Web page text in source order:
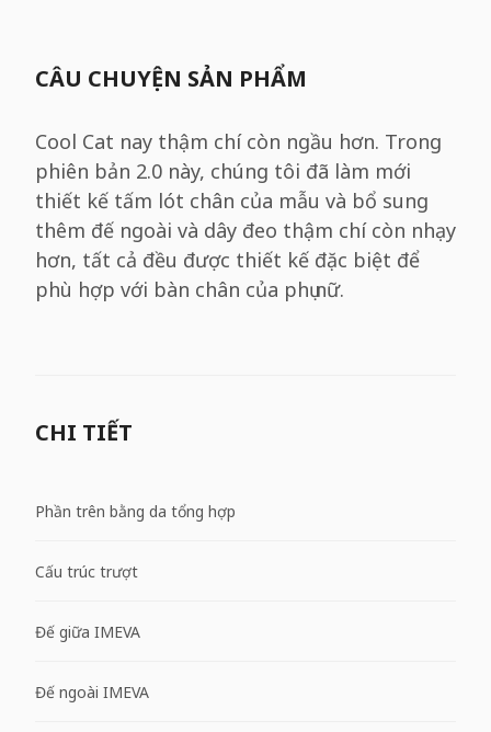
CÂU CHUYỆN SẢN PHẨM
Cool Cat nay thậm chí còn ngầu hơn. Trong
phiên bản 2.0 này, chúng tôi đã làm mới
thiết kế tấm lót chân của mẫu và bổ sung
thêm đế ngoài và dây đeo thậm chí còn nhạy
hơn, tất cả đều được thiết kế đặc biệt để
phù hợp với bàn chân của phụ nữ.
CHI TIẾT
Phần trên bằng da tổng hợp
Cấu trúc trượt
Đế giữa IMEVA
Đế ngoài IMEVA